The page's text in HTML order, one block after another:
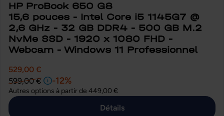
HP ProBook 650 G8
15,6 pouces - Intel Core i5 1145G7 @
2,6 GHz - 32 GB DDR4 - 500 GB M.2
NvMe SSD - 1920 x 1080 FHD -
Webcam - Windows 11 Professionnel
529,00 €
599,00 €
-12%
Autres options à partir de 449,00 €
Détails